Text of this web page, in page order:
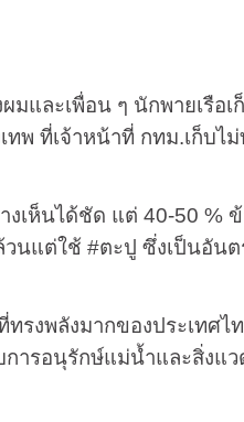
และเพื่อน ๆ นักพายเรือเ
ทพ ที่เจ้าหน้าที่ กทม.เก็บ
ห็นได้ชัด แต่ 40-50 %ข้
วนแต่ใช้ #ตะปู ซึ่งเป็นอันต
ทรงพลังมากของประเทศ
ารอนุรักษ์แม่น้ำและสิ่งแว